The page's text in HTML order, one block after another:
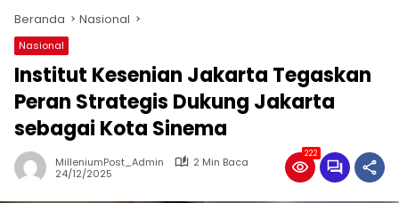
Beranda Nasional
Nasional
Institut Kesenian Jakarta Tegaskan
Peran Strategis Dukung Jakarta
sebagai Kota Sinema
MilleniumPost_Admin
2 Min Baca
24/12/2025
222